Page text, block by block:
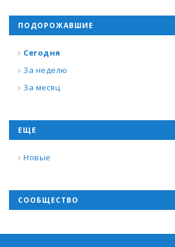
ПОДОРОЖАВШИЕ
Сегодня
За неделю
За месяц
ЕЩЕ
Новые
СООБЩЕСТВО